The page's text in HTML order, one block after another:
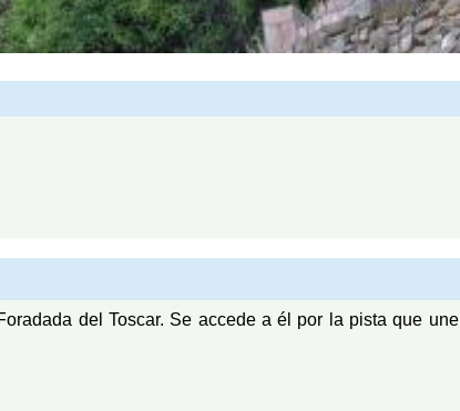
del Toscar. Se accede a él por la pista que une